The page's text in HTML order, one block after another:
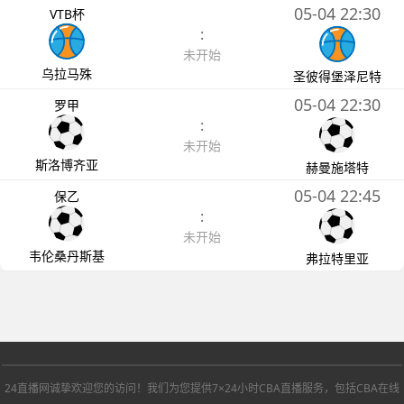
VTB杯
乌拉马殊
:
未开始
05-04 22:30
圣彼得堡泽尼特
罗甲
斯洛博齐亚
:
未开始
05-04 22:30
赫曼施塔特
保乙
韦伦桑丹斯基
:
未开始
05-04 22:45
弗拉特里亚
24直播网诚挚欢迎您的访问！我们为您提供7×24小时CBA直播服务，包括CBA在线